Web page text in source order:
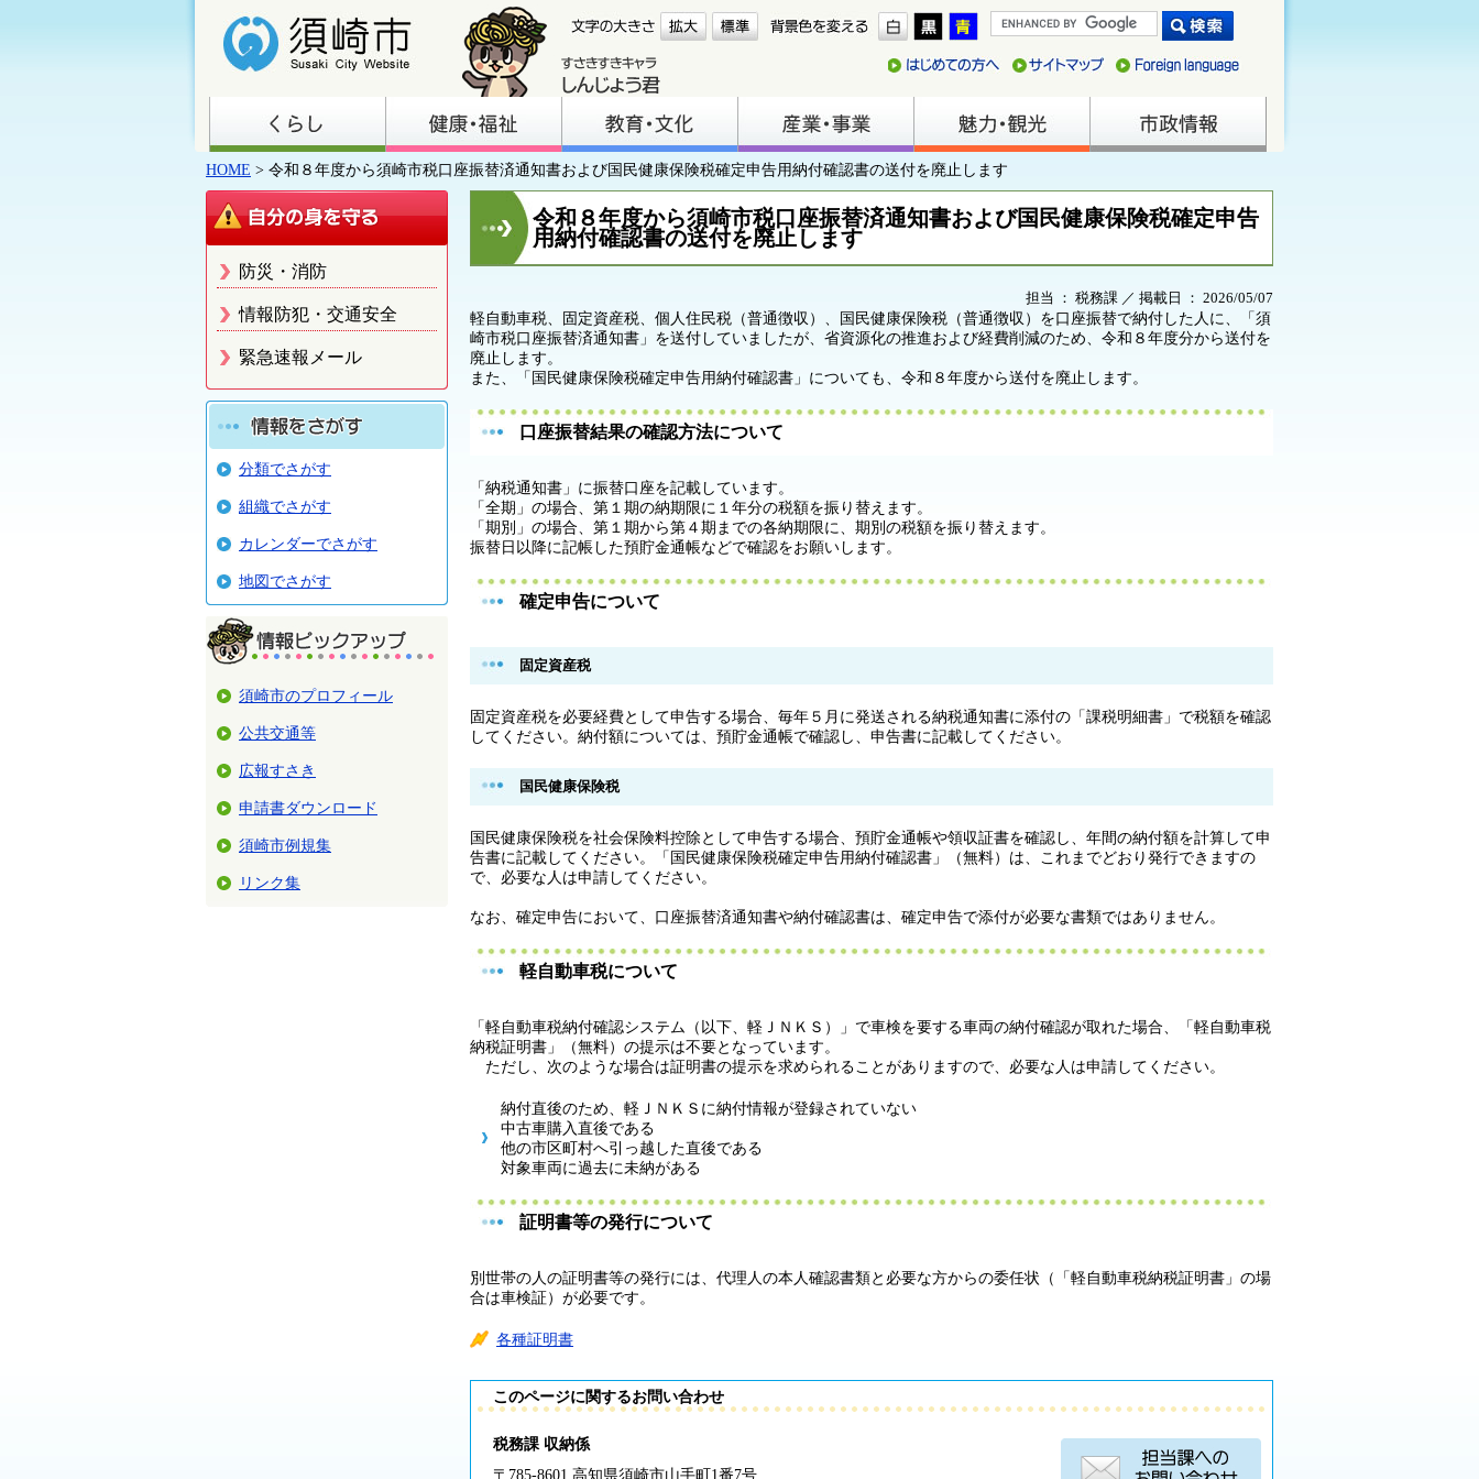
HOME > 令和８年度から須崎市税口座振替済通知書および国民健康保険税確定申告用納付確認書の送付を廃止します
防災・消防
情報防犯・交通安全
緊急速報メール
分類でさがす
組織でさがす
カレンダーでさがす
地図でさがす
須崎市のプロフィール
公共交通等
広報すさき
申請書ダウンロード
須崎市例規集
リンク集
令和８年度から須崎市税口座振替済通知書および国民健康保険税確定申告
用納付確認書の送付を廃止します
担当 ： 税務課 ／ 掲載日 ： 2026/05/07
軽自動車税、固定資産税、個人住民税（普通徴収）、国民健康保険税（普通徴収）を口座振替で納付した人に、「須
崎市税口座振替済通知書」を送付していましたが、省資源化の推進および経費削減のため、令和８年度分から送付を
廃止します。
また、「国民健康保険税確定申告用納付確認書」についても、令和８年度から送付を廃止します。
口座振替結果の確認方法について
「納税通知書」に振替口座を記載しています。
「全期」の場合、第１期の納期限に１年分の税額を振り替えます。
「期別」の場合、第１期から第４期までの各納期限に、期別の税額を振り替えます。
振替日以降に記帳した預貯金通帳などで確認をお願いします。
確定申告について
固定資産税
固定資産税を必要経費として申告する場合、毎年５月に発送される納税通知書に添付の「課税明細書」で税額を確認
してください。納付額については、預貯金通帳で確認し、申告書に記載してください。
国民健康保険税
国民健康保険税を社会保険料控除として申告する場合、預貯金通帳や領収証書を確認し、年間の納付額を計算して申
告書に記載してください。「国民健康保険税確定申告用納付確認書」（無料）は、これまでどおり発行できますの
で、必要な人は申請してください。
なお、確定申告において、口座振替済通知書や納付確認書は、確定申告で添付が必要な書類ではありません。
軽自動車税について
「軽自動車税納付確認システム（以下、軽ＪＮＫＳ）」で車検を要する車両の納付確認が取れた場合、「軽自動車税
納税証明書」（無料）の提示は不要となっています。
ただし、次のような場合は証明書の提示を求められることがありますので、必要な人は申請してください。
納付直後のため、軽ＪＮＫＳに納付情報が登録されていない
中古車購入直後である
他の市区町村へ引っ越した直後である
対象車両に過去に未納がある
証明書等の発行について
別世帯の人の証明書等の発行には、代理人の本人確認書類と必要な方からの委任状（「軽自動車税納税証明書」の場
合は車検証）が必要です。
各種証明書
このページに関するお問い合わせ
税務課 収納係
〒785-8601 高知県須崎市山手町1番7号